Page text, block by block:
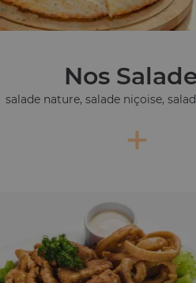
Nos
salade nature, salade niçoise,
+